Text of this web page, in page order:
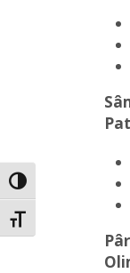
Toggle High
Toggle Font size